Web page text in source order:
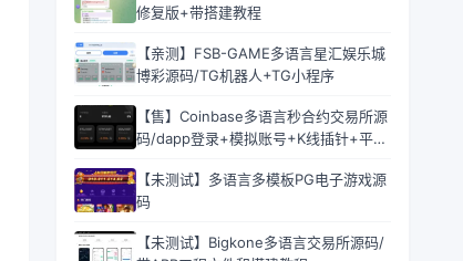
修复版+带搭建教程
【亲测】FSB-GAME多语言星汇娱乐城
博彩源码/TG机器人+TG小程序
【售】Coinbase多语言秒合约交易所源
码/dapp登录+模拟账号+K线插针+平台
【未测试】多语言多模板PG电子游戏源
码
【未测试】Bigkone多语言交易所源码/